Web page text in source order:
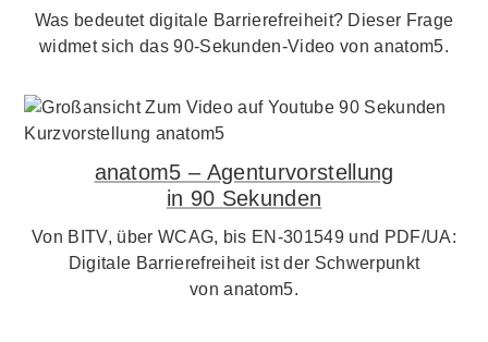
Was bedeutet digitale Barrierefreiheit? Dieser Frage
widmet sich das 90-Sekunden-Video von anatom5.
anatom5 – Agenturvorstellung
in 90 Sekunden
Von BITV, über WCAG, bis EN-301549 und PDF/UA:
Digitale Barrierefreiheit ist der Schwerpunkt
von anatom5.